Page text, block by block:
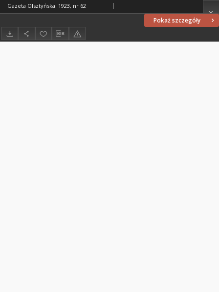
Pokaż szczegóły
Gazeta Olsztyńska. 1923, nr 62